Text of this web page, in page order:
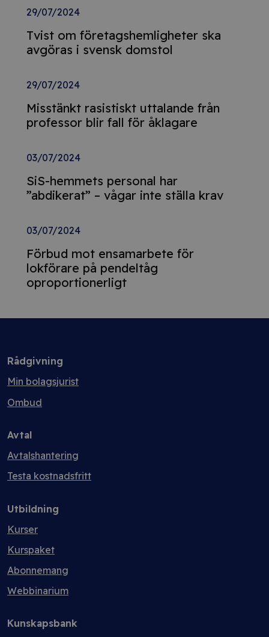
29/07/2024
Tvist om företagshemligheter ska
avgöras i svensk domstol
29/07/2024
Misstänkt rasistiskt uttalande från
professor blir fall för åklagare
03/07/2024
SiS-hemmets personal har
”abdikerat” – vågar inte ställa krav
03/07/2024
Förbud mot ensamarbete för
lokförare på pendeltåg
oproportionerligt
Rådgivning
Min bolagsjurist
Ombud
Avtal
Avtalshantering
Testa kostnadsfritt
Utbildning
Kurser
Kurspaket
Abonnemang
Webbinarium
Kunskapsbank